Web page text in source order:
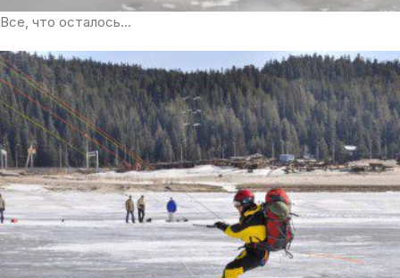
Все, что осталось…